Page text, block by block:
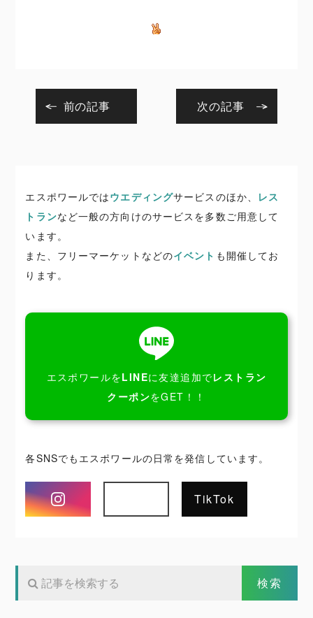
前の記事 次の記事
エスポワールではウエディングサービスのほか、 レス
トランなど一般の方向けのサービスを多数ご用意して
います。
また、フリーマーケットなどのイベント も開催してお
ります。
エスポワールをLINEに友達追加でレストラン
クーポンをGET！！
各SNSでもエスポワールの日常を発信しています。
Instagram
TikTok